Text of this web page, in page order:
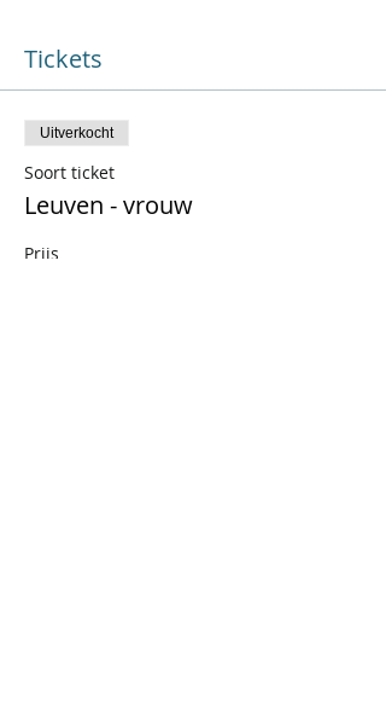
Tickets
Uitverkocht
Soort ticket
Leuven - vrouw
Prijs